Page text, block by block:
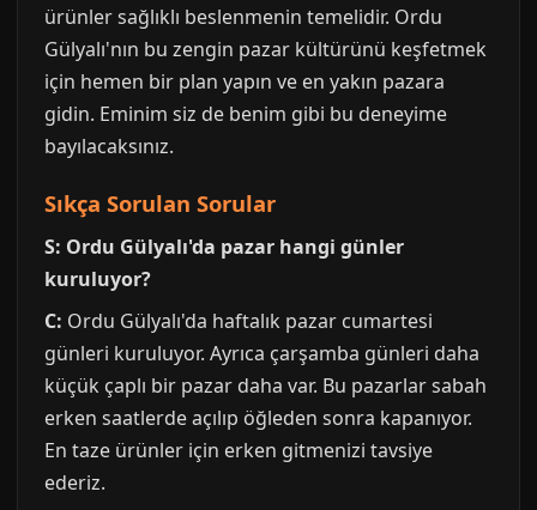
ürünler sağlıklı beslenmenin temelidir. Ordu
Gülyalı'nın bu zengin pazar kültürünü keşfetmek
için hemen bir plan yapın ve en yakın pazara
gidin. Eminim siz de benim gibi bu deneyime
bayılacaksınız.
Sıkça Sorulan Sorular
S: Ordu Gülyalı'da pazar hangi günler
kuruluyor?
C: Ordu Gülyalı'da haftalık pazar cumartesi
günleri kuruluyor. Ayrıca çarşamba günleri daha
küçük çaplı bir pazar daha var. Bu pazarlar sabah
erken saatlerde açılıp öğleden sonra kapanıyor.
En taze ürünler için erken gitmenizi tavsiye
ederiz.